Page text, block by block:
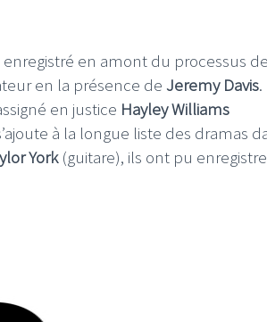
enregistré en amont du processus de
en la présence de Jeremy Davis
en justice Hayley Williams
à la longue liste des dramas
York(guitare), ils ont pu